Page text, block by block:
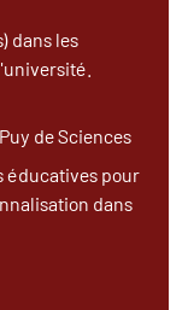
dans les
de Sciences
éducatives pour
dans